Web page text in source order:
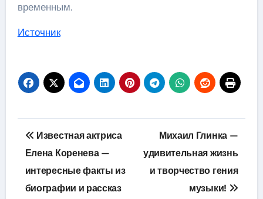
временным.
Источник
Навигация
по
записям
Известная актриса
Елена Коренева —
интересные факты из
биографии и рассказ
Михаил Глинка —
удивительная жизнь
и творчество гения
музыки!